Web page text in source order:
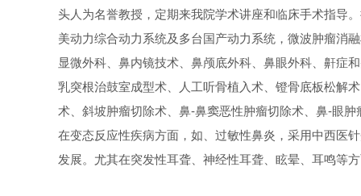
头人为名誉教授，定期来我院学术讲座和临床手术指导
美动力综合动力系统及多台国产动力系统，微波肿瘤消
显微外科、鼻内镜技术、鼻颅底外科、鼻眼外科、鼾症
乳突根治鼓室成型术、人工听骨植入术、镫骨底板松解
术、斜坡肿瘤切除术、鼻-鼻窦恶性肿瘤切除术、鼻-眼
在变态反应性疾病方面，如、过敏性鼻炎，采用中西医
发展。尤其在突发性耳聋、神经性耳聋、眩晕、耳鸣等